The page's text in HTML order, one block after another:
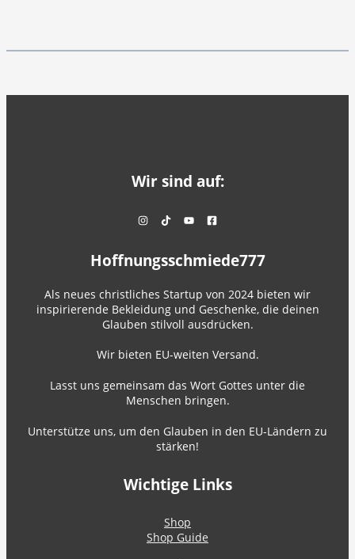
Wir sind auf:
Hoffnungsschmiede777
Als neues christliches Startup von 2024 bieten wir
inspirierende Bekleidung und Geschenke, die deinen
Glauben stilvoll ausdrücken.
Wir bieten EU-weiten Versand.
Lasst uns gemeinsam das Wort Gottes unter die
Menschen bringen.
Unterstütze uns, um den Glauben in den EU-Ländern zu
stärken!
Wichtige Links
Shop
Shop Guide